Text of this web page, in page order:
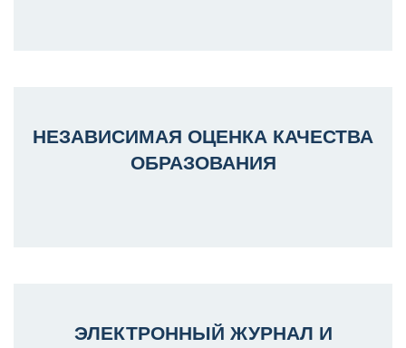
НЕЗАВИСИМАЯ ОЦЕНКА КАЧЕСТВА
ОБРАЗОВАНИЯ
ЭЛЕКТРОННЫЙ ЖУРНАЛ И